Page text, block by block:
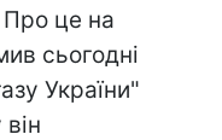
Про це на
сьогодні
України"